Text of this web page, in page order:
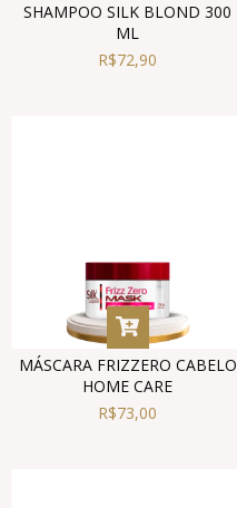
SHAMPOO SILK BLOND 300
ML
R$72,90
MÁSCARA FRIZZERO CABELO
HOME CARE
R$73,00